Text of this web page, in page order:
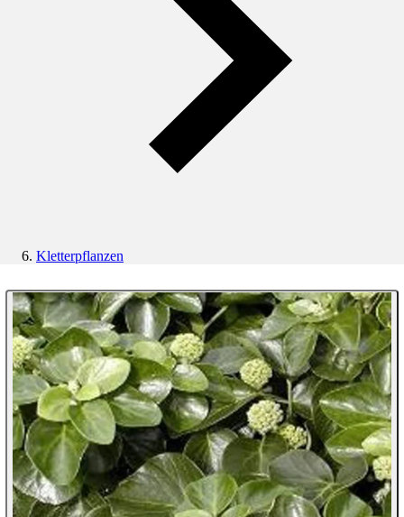
Kletterpflanzen